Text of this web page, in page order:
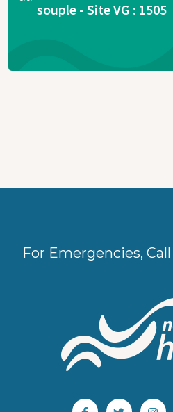
souple - Site VG : 1505
For Emergencies, Call